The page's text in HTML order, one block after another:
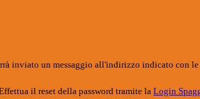
inviato un messaggio all'indirizzo indicato con
il reset della password tramite la Login